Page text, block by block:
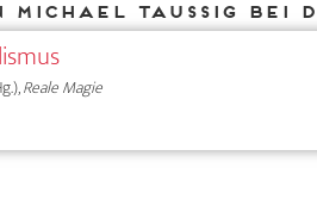
Taussig bei
Reale Magie